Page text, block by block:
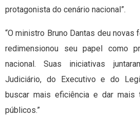
protagonista do cenário nacional”.
“O ministro Bruno Dantas deu novas
redimensionou seu papel como
nacional. Suas iniciativas
Judiciário, do Executivo e do
buscar mais eficiência e dar mais
públicos.”